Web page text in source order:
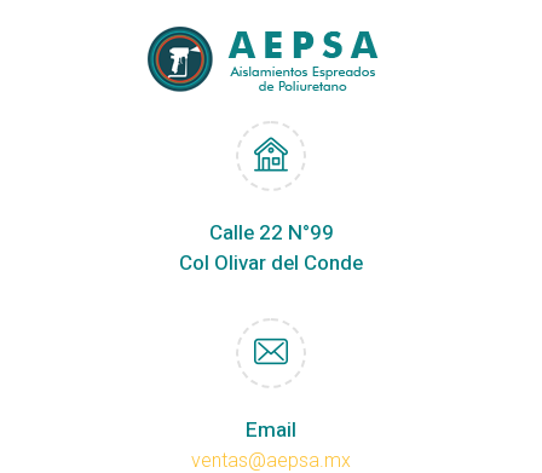
Calle 22 N°99
Col Olivar del Conde
Email
ventas@aepsa.mx